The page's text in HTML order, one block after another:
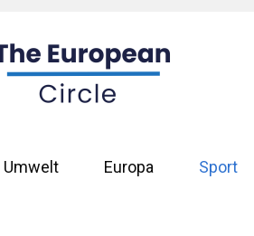
Umwelt Europa Sport